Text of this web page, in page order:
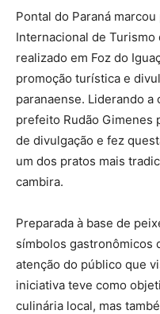
Pontal do Paraná
Internacional de Turismo
realizado em Foz do
promoção turística e
paranaense. Liderando
prefeito Rudão Gimenes
de divulgação e fez
um dos pratos mais
cambira.
Preparada à base de
símbolos gastronômicos
atenção do público que
iniciativa teve como
culinária local, mas